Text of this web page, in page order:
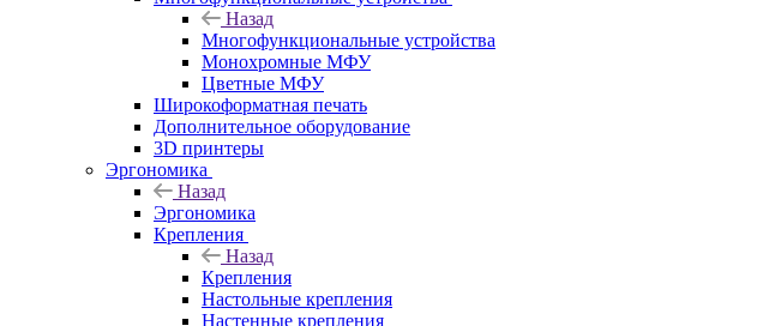
Назад
Многофункциональные устройства
Монохромные МФУ
Цветные МФУ
Широкоформатная печать
Дополнительное оборудование
3D принтеры
Эргономика
Назад
Эргономика
Крепления
Назад
Крепления
Настольные крепления
Настенные крепления